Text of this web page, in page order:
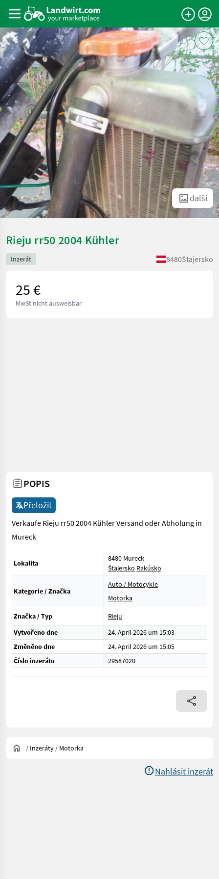
další
Rieju rr50 2004 Kühler
Inzerát 8480Štajersko
25 €
MwSt nicht ausweisbar
POPIS
Přeložit
Verkaufe Rieju rr50 2004 Kühler Versand oder Abholung in
Mureck
Lokalita
8480 Mureck
Štajersko Rakúsko
Kategorie / Značka
Auto / Motocykle
Motorka
Značka / Typ
Rieju
Vytvořeno dne
24. April 2026 um 15:03
Změněno dne
24. April 2026 um 15:05
Číslo inzerátu
29587020
/ Inzeráty / Motorka
Nahlásit inzerát